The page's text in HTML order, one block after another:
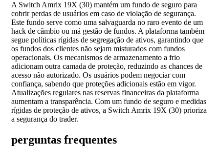
A Switch Amrix 19X (30) mantém um fundo de seguro para
cobrir perdas de usuários em caso de violação de segurança.
Este fundo serve como uma salvaguarda no raro evento de um
hack de câmbio ou má gestão de fundos. A plataforma também
segue políticas rígidas de segregação de ativos, garantindo que
os fundos dos clientes não sejam misturados com fundos
operacionais. Os mecanismos de armazenamento a frio
adicionam outra camada de proteção, reduzindo as chances de
acesso não autorizado. Os usuários podem negociar com
confiança, sabendo que proteções adicionais estão em vigor.
Atualizações regulares nas reservas financeiras da plataforma
aumentam a transparência. Com um fundo de seguro e medidas
rígidas de proteção de ativos, a Switch Amrix 19X (30) prioriza
a segurança do trader.
perguntas frequentes